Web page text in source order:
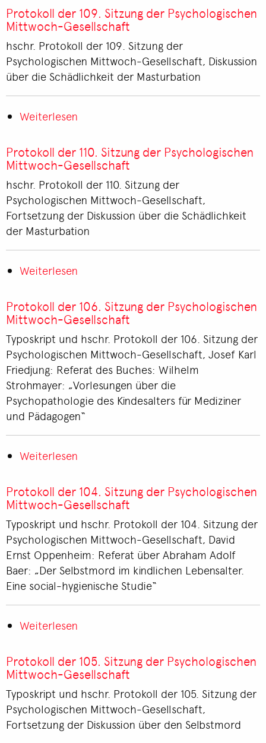
der
108.
Sitzung
der
Psychologischen
Mittwoch-
Gesellschaft
Protokoll der 109. Sitzung der Psychologischen
Mittwoch-Gesellschaft
hschr. Protokoll der 109. Sitzung der
Psychologischen Mittwoch-Gesellschaft, Diskussion
über die Schädlichkeit der Masturbation
Weiterlesen
der
109.
Sitzung
der
Psychologischen
Mittwoch-
Gesellschaft
Protokoll der 110. Sitzung der Psychologischen
Mittwoch-Gesellschaft
hschr. Protokoll der 110. Sitzung der
Psychologischen Mittwoch-Gesellschaft,
Fortsetzung der Diskussion über die Schädlichkeit
der Masturbation
Weiterlesen
der
110.
Sitzung
der
Psychologischen
Mittwoch-
Gesellschaft
Protokoll der 106. Sitzung der Psychologischen
Mittwoch-Gesellschaft
Typoskript und hschr. Protokoll der 106. Sitzung der
Psychologischen Mittwoch-Gesellschaft, Josef Karl
Friedjung: Referat des Buches: Wilhelm
Strohmayer: „Vorlesungen über die
Psychopathologie des Kindesalters für Mediziner
und Pädagogen“
Weiterlesen
der
106.
Sitzung
der
Psychologischen
Mittwoch-
Gesellschaft
Protokoll der 104. Sitzung der Psychologischen
Mittwoch-Gesellschaft
Typoskript und hschr. Protokoll der 104. Sitzung der
Psychologischen Mittwoch-Gesellschaft, David
Ernst Oppenheim: Referat über Abraham Adolf
Baer: „Der Selbstmord im kindlichen Lebensalter.
Eine social-hygienische Studie“
Weiterlesen
der
104.
Sitzung
der
Psychologischen
Mittwoch-
Protokoll der 105. Sitzung der Psychologischen
Mittwoch-Gesellschaft
Typoskript und hschr. Protokoll der 105. Sitzung der
Psychologischen Mittwoch-Gesellschaft,
Fortsetzung der Diskussion über den Selbstmord